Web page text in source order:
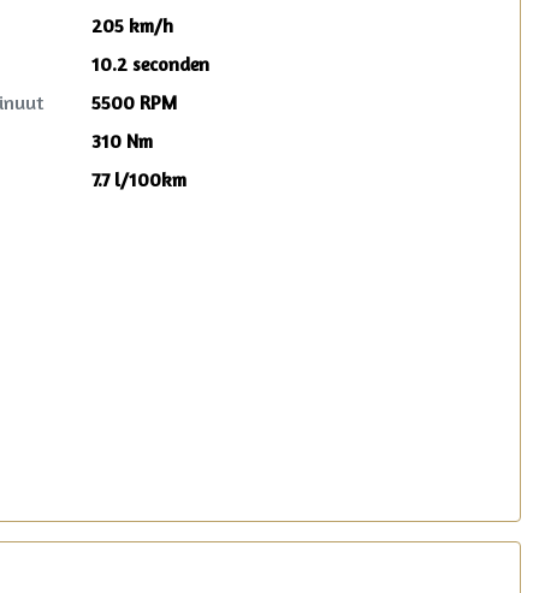
205 km/h
10.2 seconden
5500 RPM
310 Nm
7.7 l/100km